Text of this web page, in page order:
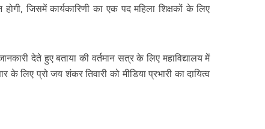
जिसमें कार्यकारिणी का एक पद महिला शिक्षकों के लिए
देते हुए बताया की वर्तमान सत्र के लिए महाविद्यालय में
लिए प्रो जय शंकर तिवारी को मीडिया प्रभारी का दायित्व